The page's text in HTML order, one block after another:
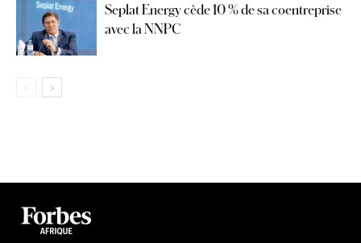
Seplat Energy cède 10 % de sa coentreprise
avec la NNPC